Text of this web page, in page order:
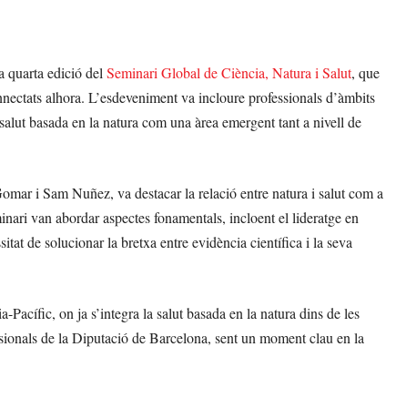
quarta edició delSeminari Global de Ciència, Natura i Salut, que
alhora. L’esdeveniment va incloure professionals d’àmbits
basada en la natura com una àrea emergent tant a nivell de
i Sam Nuñez, va destacar la relació entre natura i salut com a
van abordar aspectes fonamentals, incloent el lideratge en
de solucionar la bretxa entre evidència científica i la seva
on ja s’integra la salut basada en la natura dins de les
de la Diputació de Barcelona, sent un moment clau en la